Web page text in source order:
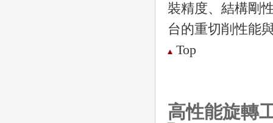
裝精度、結構剛
台的重切削性能
Top
高性能旋轉